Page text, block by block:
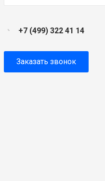
+7 (499) 322 41 14
Заказать звонок